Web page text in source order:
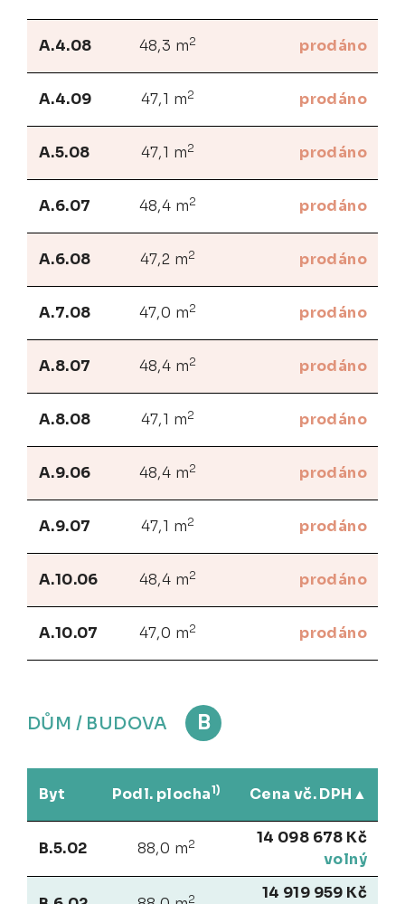
A.4.08 48,3 m2 prodáno
A.4.09 47,1 m2 prodáno
A.5.08 47,1 m2 prodáno
A.6.07 48,4 m2 prodáno
A.6.08 47,2 m2 prodáno
A.7.08 47,0 m2 prodáno
A.8.07 48,4 m2 prodáno
A.8.08 47,1 m2 prodáno
A.9.06 48,4 m2 prodáno
A.9.07 47,1 m2 prodáno
A.10.06 48,4 m2 prodáno
A.10.07 47,0 m2 prodáno
DŮM / BUDOVA B
Byt Podl. plocha1) Cena vč. DPH
B.5.02 88,0 m2
14 098 678 Kč
volný
2
14 919 959 Kč